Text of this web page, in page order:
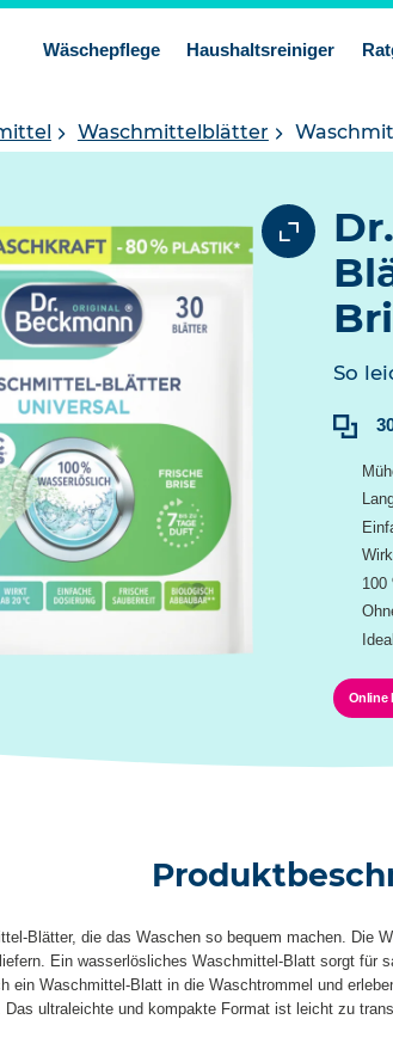
Wäschepflege Haushaltsreiniger
Waschmittelblätter
So
Inhalt:
100
Online
Blätter, die das Waschen so bequem machen. Die
Ein wasserlösliches Waschmittel-Blatt sorgt für
ein Waschmittel-Blatt in die Waschtrommel und
Das ultraleichte und kompakte Format ist leicht zu